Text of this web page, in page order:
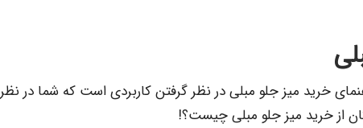
خرید میز جلو مبلی در نظر گرفتن کاربردی است که شما در نظر
از خرید میز جلو مبلی چیست؟!